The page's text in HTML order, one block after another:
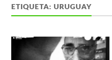
ETIQUETA:URUGUAY